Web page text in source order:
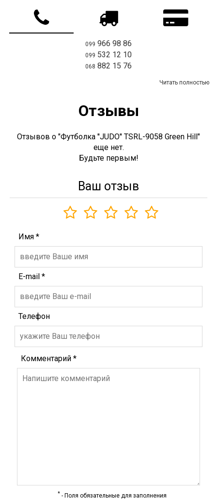
099 966 98 86
099 532 12 10
068 882 15 76
Читать полностью
Отзывы
Отзывов о "Футболка ''JUDO'' TSRL-9058 Green Hill"
еще нет.
Будьте первым!
Ваш отзыв
Имя *
E-mail *
Телефон
Комментарий *
* - Поля обязательные для заполнения